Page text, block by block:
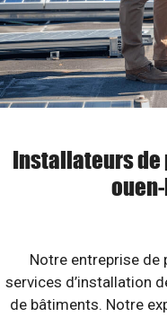
Installateurs de
Notre entreprise de
services d’installation
de bâtiments. Notre